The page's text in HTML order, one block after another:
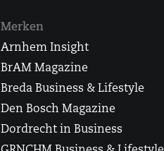
Merken
Arnhem Insight
BrAM Magazine
Breda Business & Lifestyle
Den Bosch Magazine
Dordrecht in Business